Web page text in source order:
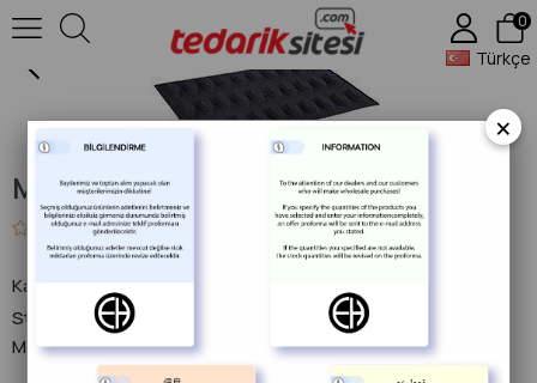
Türkçe
0
Mekik Silikomart
Mekik Silikomart
0.0
Kategori
Pastane Malzemeleri
Stok Kodu
(KAP-43030066)
Marka
:Kapp
×